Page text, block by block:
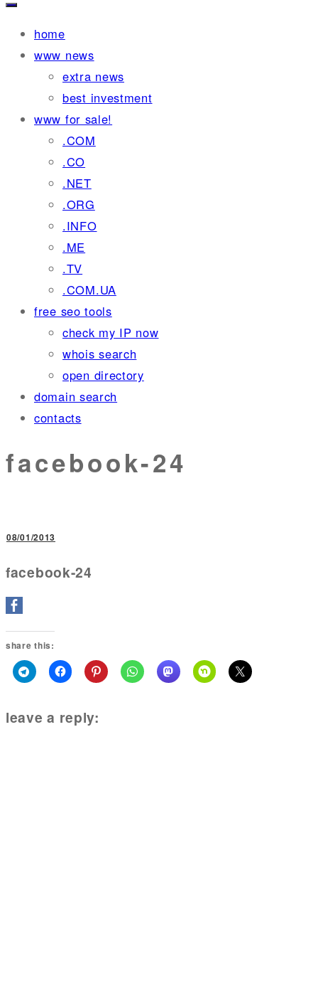
home
www news
extra news
best investment
www for sale!
.COM
.CO
.NET
.ORG
.INFO
.ME
.TV
.COM.UA
free seo tools
check my IP now
whois search
open directory
domain search
contacts
facebook-24
08/01/2013
facebook-24
share this:
leave a reply: